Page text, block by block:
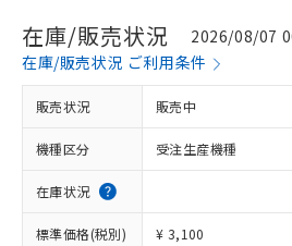
在庫/販売状況
2026/08/07
在庫/販売状況 ご利用条件
販売状況 販売中
機種区分 受注生産機種
在庫状況
標準価格(税別) ¥ 3,100